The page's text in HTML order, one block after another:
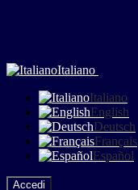
Italiano
Italiano
English
Deutsch
Français
Español
Accedi